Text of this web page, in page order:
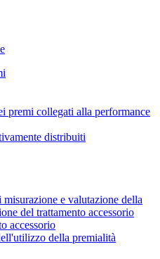
premi collegati alla performance
distribuiti
e valutazione della
del trattamento accessorio
accessorio
della premialità